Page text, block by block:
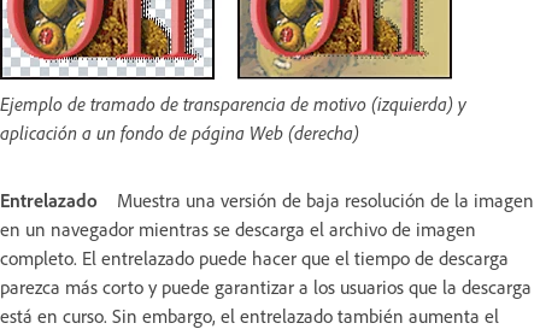
Ejemplo de tramado de transparencia de motivo (izquierda) y
aplicación a un fondo de página Web (derecha)
Entrelazado
Muestra una versión de baja resolución de la imagen
en un navegador mientras se descarga el archivo de imagen
completo. El entrelazado puede hacer que el tiempo de descarga
parezca más corto y puede garantizar a los usuarios que la descarga
está en curso. Sin embargo, el entrelazado también aumenta el